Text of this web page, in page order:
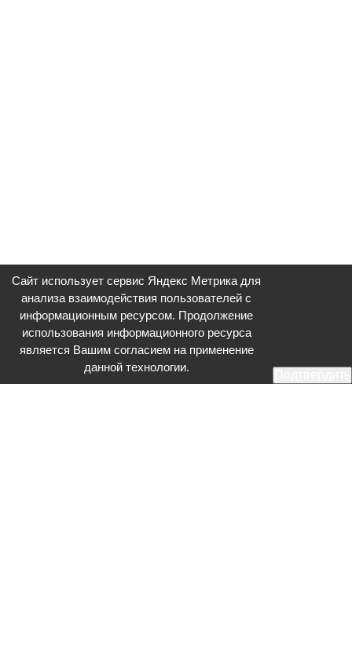
Сайт использует сервис Яндекс Метрика для
анализа взаимодействия пользователей с
информационным ресурсом. Продолжение
использования информационного ресурса
является Вашим согласием на применение
данной технологии.